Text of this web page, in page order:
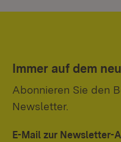
Immer auf dem
Abonnieren Sie den
Newsletter.
E-Mail zur Newsletter-